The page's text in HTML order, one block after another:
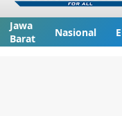
Jawa
Barat
Nasional